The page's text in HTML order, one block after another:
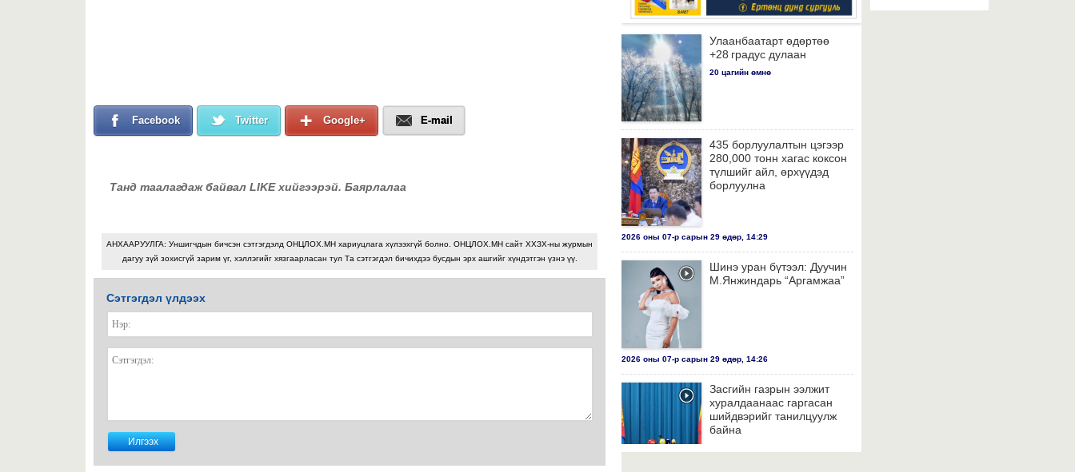
Facebook Twitter Google+ E-mail
Танд таалагдаж байвал LIKE хийгээрэй. Баярлалаа
АНХААРУУЛГА: Уншигчдын бичсэн сэтгэгдэлд ОНЦЛОХ.МН хариуцлага хүлээхгүй болно. ОНЦЛОХ.МН сайт ХХЗХ-ны журмын
дагуу зүй зохисгүй зарим үг, хэллэгийг хязгаарласан тул Та сэтгэгдэл бичихдээ бусдын эрх ашгийг хүндэтгэн үзнэ үү.
Сэтгэгдэл үлдээх
Улаанбаатарт өдөртөө
+28 градус дулаан
20 цагийн өмнө
435 борлуулалтын цэгээр
280,000 тонн хагас коксон
түлшийг айл, өрхүүдэд
борлуулна
2026 оны 07-р сарын 29 өдөр, 14:29
Шинэ уран бүтээл: Дуучин
М.Янжиндарь “Аргамжаа”
2026 оны 07-р сарын 29 өдөр, 14:26
Засгийн газрын ээлжит
хуралдаанаас гаргасан
шийдвэрийг танилцуулж
байна